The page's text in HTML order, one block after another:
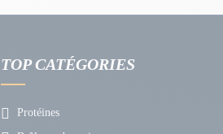
TOP CATÉGORIES
Protéines